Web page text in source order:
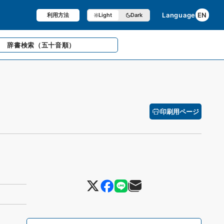
利用方法 Light Dark Language EN
辞書検索 （五十音順）
印刷用ページ